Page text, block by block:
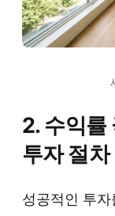
2. 수익률
투자 절차
성공적인 투